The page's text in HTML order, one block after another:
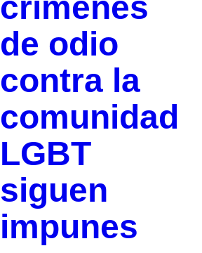
crímenes
de odio
contra la
comunidad
LGBT
siguen
impunes